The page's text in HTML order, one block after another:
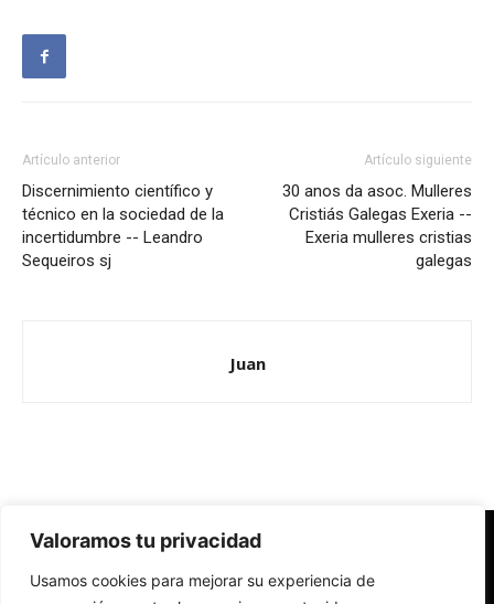
Valoramos tu privacidad
Usamos cookies para mejorar su experiencia de
Artículo anterior
Discernimiento científico y
técnico en la sociedad de la
incertidumbre -- Leandro
Sequeiros sj
Artículo siguiente
30 anos da asoc. Mulleres
Cristiás Galegas Exeria --
Exeria mulleres cristias
galegas
Juan
Redes Cristianas
Una mirada alternativa sobre la Iglesia católica y la sociedad